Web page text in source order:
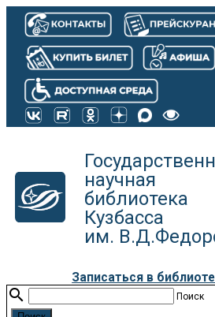
научная
библиотека
Кузбасса
им.
Записаться в
search Поиск